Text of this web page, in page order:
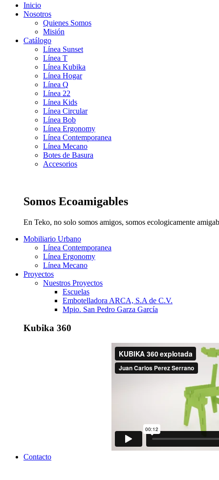
Inicio
Nosotros
Quienes Somos
Misión
Catálogo
Línea Sunset
Línea T
Línea Kubika
Línea Hogar
Línea Q
Línea 22
Línea Kids
Línea Circular
Línea Bob
Línea Ergonomy
Línea Contemporanea
Línea Mecano
Botes de Basura
Accesorios
Somos Ecoamigables
En Teko, no solo somos amigos, somos ecologicamente
Mobiliario Urbano
Línea Contemporanea
Línea Ergonomy
Línea Mecano
Proyectos
Nuestros Proyectos
Escuelas
Embotelladora ARCA, S.A de C.V.
Mpio. San Pedro Garza García
Kubika 360
Contacto